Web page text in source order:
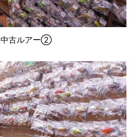
中古ルアー②